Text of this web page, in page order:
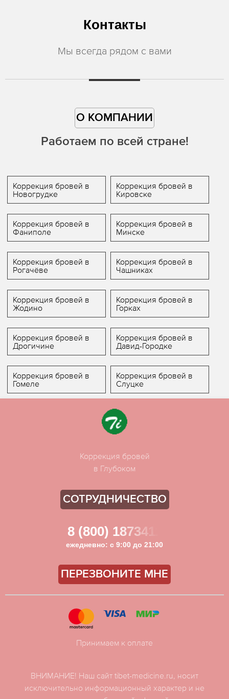
Контакты
Мы всегда рядом с вами
О КОМПАНИИ
Работаем по всей стране!
Коррекция бровей в
Новогрудке
Коррекция бровей в
Кировске
Коррекция бровей в
Фаниполе
Коррекция бровей в
Минске
Коррекция бровей в
Рогачёве
Коррекция бровей в
Чашниках
Коррекция бровей в
Жодино
Коррекция бровей в
Горках
Коррекция бровей в
Дрогичине
Коррекция бровей в
Давид-Городке
Коррекция бровей в
Гомеле
Коррекция бровей в
Слуцке
Коррекция бровей
в Глубоком
СОТРУДНИЧЕСТВО
8 (800) 1873411
ежедневно: с 9:00 до 21:00
ПЕРЕЗВОНИТЕ МНЕ
ВНИМАНИЕ! Наш сайт tibet-medicine.ru, носит
исключительно информационный характер и не
Принимаем к оплате